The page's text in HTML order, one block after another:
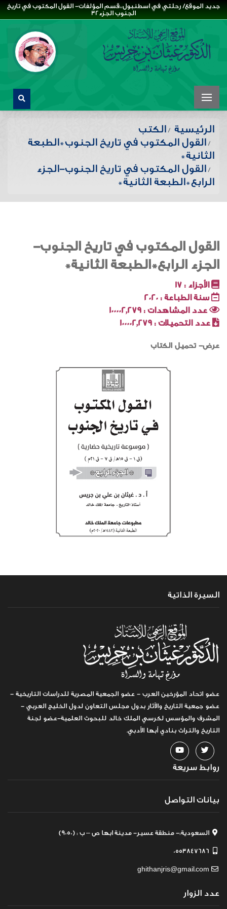
جديد الموقع/ رحلتي في اسطنبول،،قسم المؤلفات- القول المكتوب في تاريخ
الجنوب الجزء32
الرئيسية
الكتب
القول المكتوب في تاريخ الجنوب*الطبعة
الثانية*
القول المكتوب في تاريخ الجنوب-الجزء
الرابع*الطبعة الثانية*
القول المكتوب في تاريخ الجنوب-
الجزء الرابع*الطبعة الثانية*
الأجزاء : 17
سنة الطباعة : 2020
عدد المشاهدات : 100002٬279
عدد التحميلات : 100002٬279
عرض- تحميل الكتاب
السيرة الذاتية
عضو اتحاد المؤرخين العرب - عضو الجمعية المصرية للدراسات التاريخية -
عضو جمعية التاريخ والآثار بدول مجلس التعاون لدول الخليج العربي -
المشرف والمؤسس لكرسي الملك خالد للبحوث العلمية-عضو لجنة
التاريخ والتراث بنادي أبها الأدبي.
روابط سريعة
بيانات التواصل
السعودية:- منطقة عسير- مدينة ابها ص – ب : (9050)
0553847686
ghithanjris@gmail.com
عدد الزوار